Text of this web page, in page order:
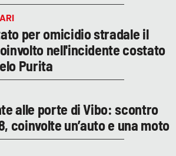
per omicidio stradale il
nell'incidente costato
Purita
alle porte di Vibo: scontro
coinvolte un’auto e una moto